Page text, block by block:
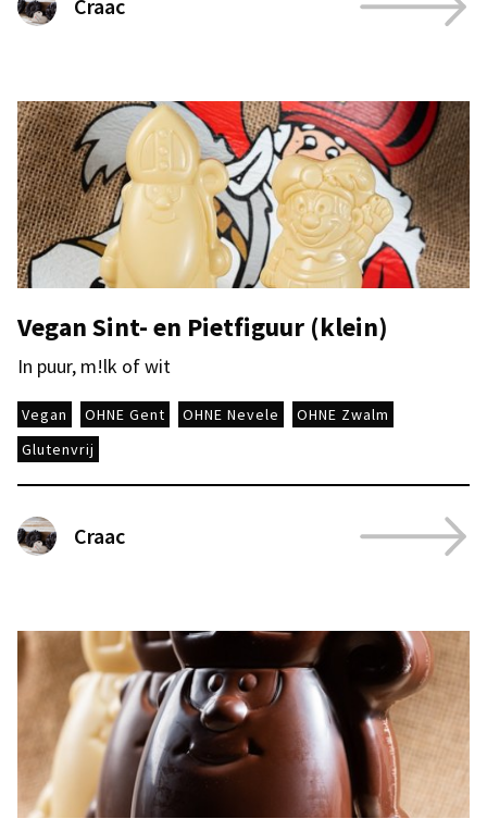
Craac
Vegan Sint- en Pietfiguur (klein)
In puur, m!lk of wit
Vegan OHNE Gent OHNE Nevele
OHNE Zwalm
Glutenvrij
Craac